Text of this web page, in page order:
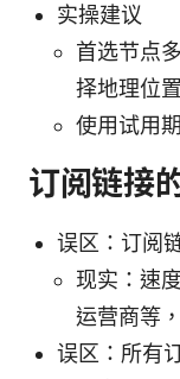
实操建议
首选节点
择地理位
使用试用
订阅链接
误区：订阅
现实：速
运营商等
误区：所有